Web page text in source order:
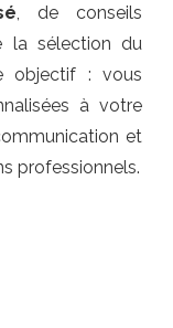
, de conseils
la sélection du
objectif : vous
à votre
et
professionnels.